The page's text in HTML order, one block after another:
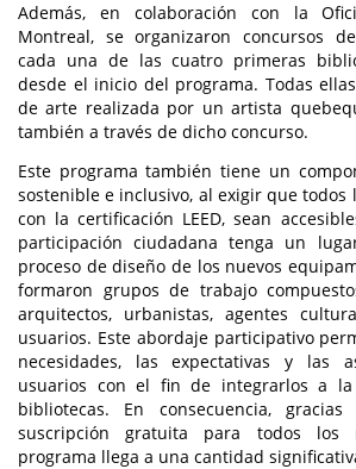
Además, en colaboración con la
Montreal, se organizaron concursos
cada una de las cuatro primeras
desde el inicio del programa. Todas
de arte realizada por un artista
también a través de dicho concurso.
Este programa también tiene un
sostenible e inclusivo, al exigir que todos
con la certificación LEED, sean
participación ciudadana tenga un
proceso de diseño de los nuevos
formaron grupos de trabajo
arquitectos, urbanistas, agentes
usuarios. Este abordaje participativo
necesidades, las expectativas y las
usuarios con el fin de integrarlos a
bibliotecas. En consecuencia,
suscripción gratuita para todos los
programa llega a una cantidad